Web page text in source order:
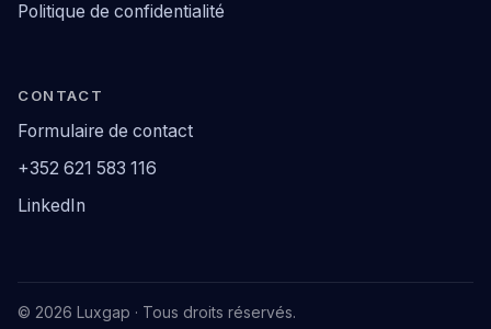
Politique de confidentialité
CONTACT
Formulaire de contact
+352 621 583 116
LinkedIn
© 2026 Luxgap · Tous droits réservés.